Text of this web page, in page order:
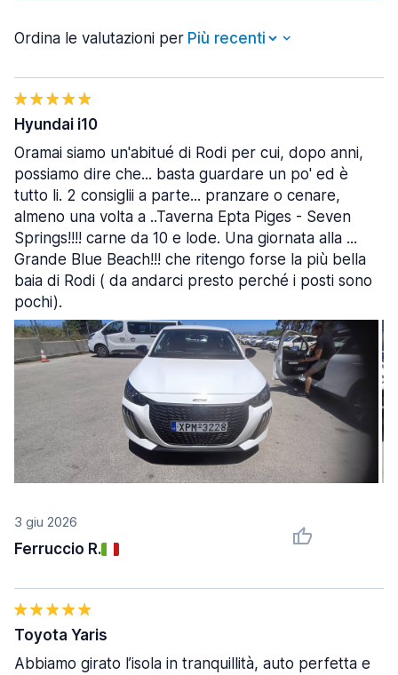
Ordina le valutazioni per
3 giu 2026
Ferruccio R.
Hyundai i10
Oramai siamo un'abitué di Rodi per cui, dopo anni,
possiamo dire che... basta guardare un po' ed è
tutto li. 2 consiglii a parte... pranzare o cenare,
almeno una volta a ..Taverna Epta Piges - Seven
Springs!!!! carne da 10 e lode. Una giornata alla ...
Grande Blue Beach!!! che ritengo forse la più bella
baia di Rodi ( da andarci presto perché i posti sono
pochi).
Toyota Yaris
Abbiamo girato l’isola in tranquillità, auto perfetta e